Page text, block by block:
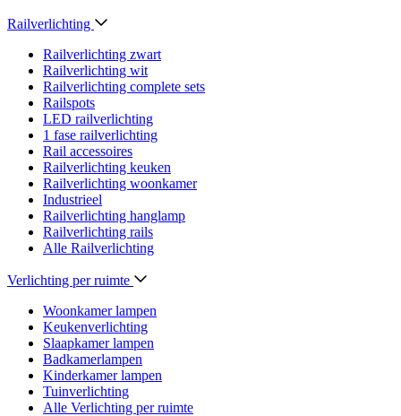
Railverlichting
Railverlichting zwart
Railverlichting wit
Railverlichting complete sets
Railspots
LED railverlichting
1 fase railverlichting
Rail accessoires
Railverlichting keuken
Railverlichting woonkamer
Industrieel
Railverlichting hanglamp
Railverlichting rails
Alle Railverlichting
Verlichting per ruimte
Woonkamer lampen
Keukenverlichting
Slaapkamer lampen
Badkamerlampen
Kinderkamer lampen
Tuinverlichting
Alle Verlichting per ruimte